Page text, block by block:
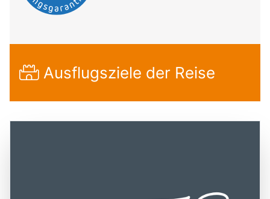
Ausflugsziele der Reise